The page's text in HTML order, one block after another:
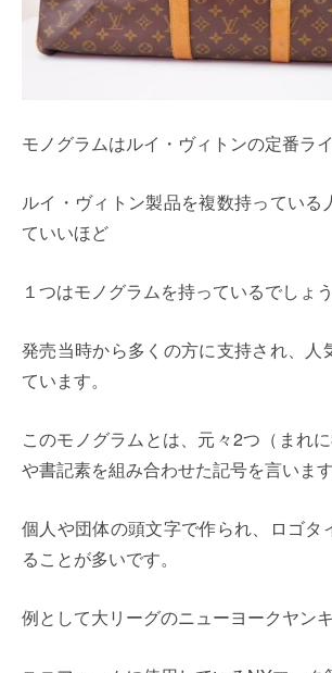
モノグラムはルイ・ヴィトンの定番ライ
ルイ・ヴィトン製品を複数持っている
ていいほど
１つはモノグラムを持っているでしょう
発売当時から多くの方に支持され、人
ています。
このモノグラムとは、元々2つ（まれ
や書記素を組み合わせた記号を言います
個人や団体の頭文字で作られ、ロゴタ
ることが多いです。
例として大リーグのニューヨークヤン